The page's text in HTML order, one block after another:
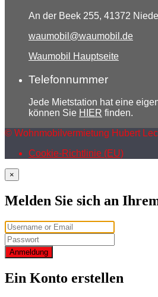
An der Beek 255, 41372
waumobil@waumobil.de
Waumobil Hauptseite
Telefonnummer
Jede Mietstation hat eine
können Sie HIER finden.
© Wohnmobilvermietung Hubert
Cookie-Richtlinie (EU)
×
Melden Sie sich an
Anmeldung
Ein Konto erstellen